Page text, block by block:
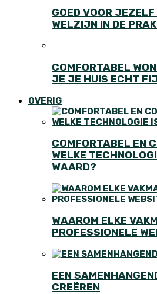
GOED VOOR
WELZIJN IN DE
COMFORTABEL
JE JE HUIS ECHT
OVERIG
COMFORTABEL EN
WELKE
WAARD?
WAAROM ELKE
PROFESSIONELE
EEN
CREËREN